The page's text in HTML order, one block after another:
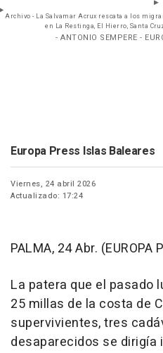
Archivo - La Salvamar Acrux rescata a los
en La Restinga, El Hierro, Santa
- ANTONIO SEMPERE -
Europa Press Islas Baleares
Viernes, 24 abril 2026
Actualizado: 17:24
PALMA, 24 Abr. (EUROPA
La patera que el pasado
25 millas de la costa de
supervivientes, tres
desaparecidos se dirigía